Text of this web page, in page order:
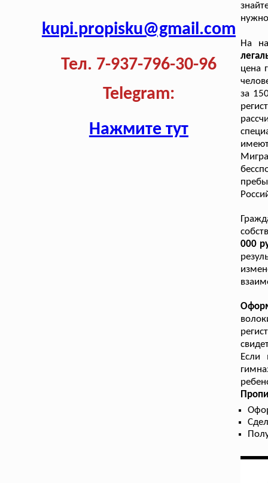
kupi.propisku@gmail.com
Тел. 7-937-796-30-96
Telegram:
Нажмите тут
На
цена
за
000
Если